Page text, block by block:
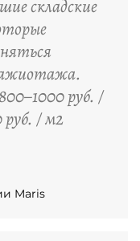
складские
ажиотажа.
руб. /
руб. / м2
Maris